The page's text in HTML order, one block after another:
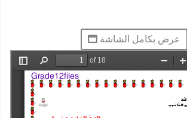
عرض بكامل الشاشة